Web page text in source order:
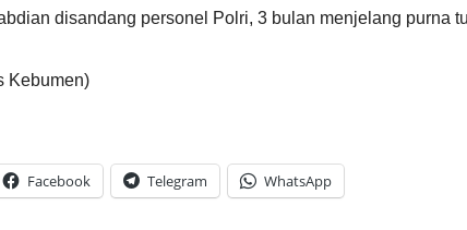
disandang personel Polri, 3 bulan menjelang purna
Kebumen)
Facebook Telegram WhatsApp